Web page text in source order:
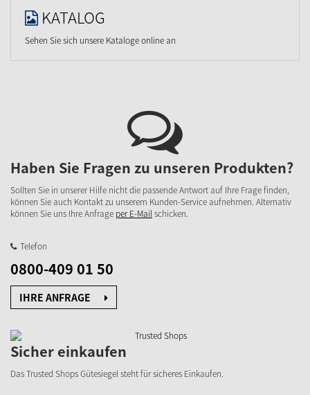
KATALOG
Sehen Sie sich unsere Kataloge online an
Haben Sie Fragen zu unseren Produkten?
Sollten Sie in unserer Hilfe nicht die passende Antwort auf Ihre Frage finden,
können Sie auch Kontakt zu unserem Kunden-Service aufnehmen. Alternativ
können Sie uns Ihre Anfrage per E-Mailschicken.
Telefon
0800-409 01 50
IHRE ANFRAGE
Sicher einkaufen
Das Trusted Shops Gütesiegel steht für sicheres Einkaufen.